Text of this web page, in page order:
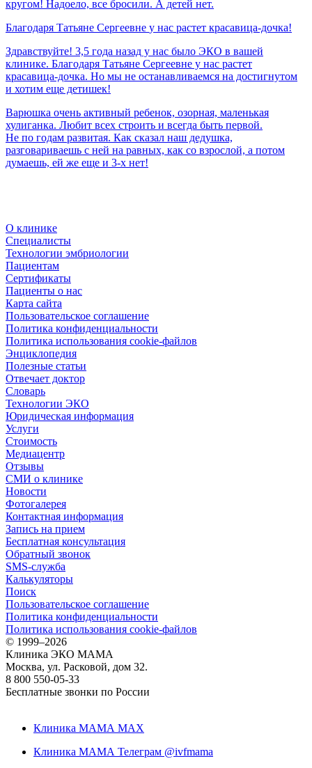
кругом! Надоело, все бросили. А детей нет.
Благодаря Татьяне Сергеевне у нас растет красавица-дочка!
Здравствуйте! 3,5 года назад у нас было ЭКО в вашей
клинике. Благодаря Татьяне Сергеевне у нас растет
красавица-дочка. Но мы не останавливаемся на достигнутом
и хотим еще детишек!
Варюшка очень активный ребенок, озорная, маленькая
хулиганка. Любит всех строить и всегда быть первой.
Не по годам развитая. Как сказал наш дедушка,
разговариваешь с ней на равных, как со взрослой, а потом
думаешь, ей же еще и 3-х нет!
О клинике
Специалисты
Технологии эмбриологии
Пациентам
Сертификаты
Пациенты о нас
Карта сайта
Пользовательское соглашение
Политика конфиденциальности
Политика использования cookie-файлов
Энциклопедия
Полезные статьи
Отвечает доктор
Словарь
Технологии ЭКО
Юридическая информация
Услуги
Стоимость
Медиацентр
Отзывы
СМИ о клинике
Новости
Фотогалерея
Контактная информация
Запись на прием
Бесплатная консультация
Обратный звонок
SMS-служба
Калькуляторы
Поиск
Пользовательское соглашение
Политика конфиденциальности
Политика использования cookie-файлов
© 1999–2026
Клиника ЭКО МАМА
Москва, ул. Расковой, дом 32.
8 800 550-05-33
Бесплатные звонки по России
Клиника МАМА MAX
Клиника МАМА Телеграм @ivfmama